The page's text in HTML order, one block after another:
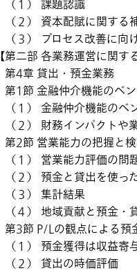
（１） 課題認識
（２） 資本配賦に関する
（３） プロセス改善に向
【第二部 各業務運営に関す
第4章 貸出・預金業務
第1節 金融仲介機能のベ
（１） 金融仲介機能のベ
（２） 財務インパクトや
第2節 営業能力の把握と
（１） 営業能力評価の問
（２） 預金と貸出を使っ
（３） 集計結果
（４） 地域貢献と預金・
第3節 P/Lの観点による預
（１） 預金獲得は収益寄
（２） 貸出の時価評価